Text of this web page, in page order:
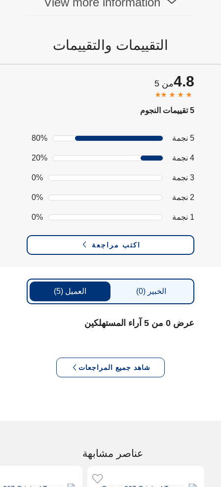
التقييمات والتقييمات
4.8من 5
5 تقييمات النجوم
5 نجمة 80%
4 نجمة 20%
3 نجمة 0%
2 نجمة 0%
1 نجمة 0%
اكتب مراجعة
العميل (5) الخبير(0)
عرض 0 من 5 آراء المستهلكين
شاهد جميع المراجعات
عناصر مشابهة